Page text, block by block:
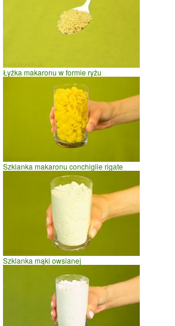
Łyżka makaronu w formie ryżu
Szklanka makaronu conchiglie rigate
Szklanka mąki owsianej